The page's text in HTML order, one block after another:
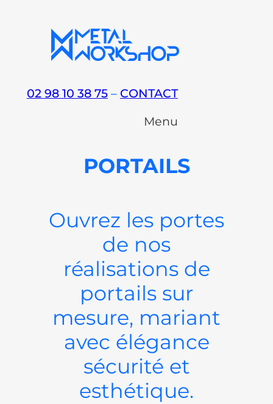
contenu
02 98 10 38 75– CONTACT
Menu
PORTAILS
Ouvrez les portes
de nos
réalisations de
portails sur
mesure, mariant
avec élégance
sécurité et
esthétique.